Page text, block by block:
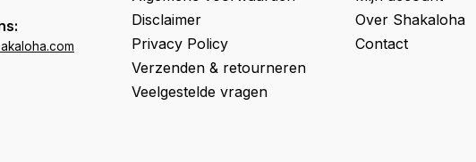
Disclaimer
Privacy Policy
Verzenden & retourneren
Veelgestelde vragen
Over Shakaloha
Contact